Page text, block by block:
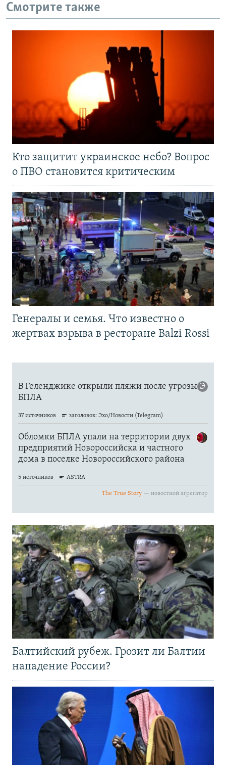
Смотрите также
Кто защитит украинское небо? Вопрос
о ПВО становится критическим
Генералы и семья. Что известно о
жертвах взрыва в ресторане Balzi Rossi
Балтийский рубеж. Грозит ли Балтии
нападение России?